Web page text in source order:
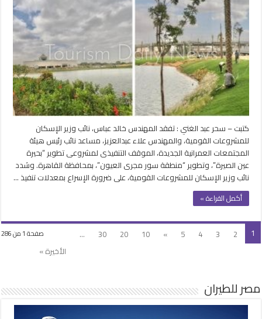
تنفيذ
مشروعى
عين
الصيرة
ومنطقة
سور
مجرى
العيون
السياحي
مغلقة
كتبت – سحر عبد الغني : تفقد المهندس خالد عباس، نائب وزير الإسكان
للمشروعات القومية، والمهندس علاء عبدالعزيز، مساعد نائب رئيس هيئة
المجتمعات العمرانية الجديدة، الموقف التنفيذى لمشروعى تطوير “بحيرة
عين الصيرة”، وتطوير “منطقة سور مجرى العيون”، بمحافظة القاهرة. وشدد
نائب وزير الإسكان للمشروعات القومية، على ضرورة الإسراع بمعدلات تنفيذ …
أكمل القراءة »
صفحة 1 من 286 1
2
3
4
5
»
10
20
30
...
الأخيرة »
مصر للطيران